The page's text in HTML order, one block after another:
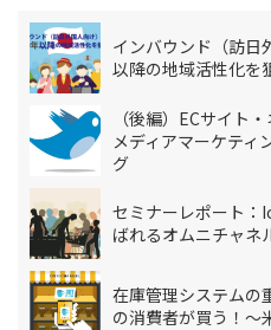
インバウンド（訪日
以降の地域活性化を
（後編）ECサイト
メディアマーケテ
グ
セミナーレポート：
ばれるオムニチャネ
在庫管理システムの
の消費者が買う！～